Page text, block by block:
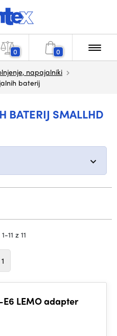
0 0
napajalniki
baterij
BATERIJ SMALLHD
11 z 11
1
E6 LEMO adapter